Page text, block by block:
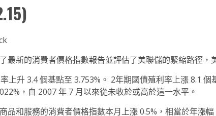
最新的消費者價格指數報告並評估了美聯儲的緊縮路徑，
上升 3.4 個基點至 3.753%。 2年期國債殖利率上漲 8.1
，自 2007 年 7 月以來從未收於或高於這一水平。
品和服務的消費者價格指數本月上漲 0.5%，相當於年漲